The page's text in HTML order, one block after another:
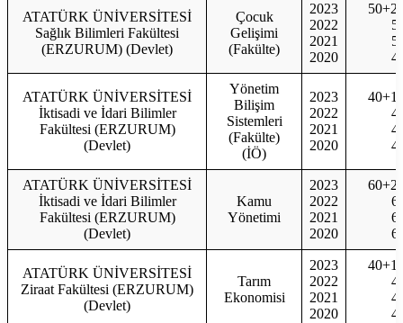
ATATÜRK ÜNİVERSİTESİ
Sağlık Bilimleri Fakültesi
(ERZURUM) (Devlet)
Çocuk
Gelişimi
(Fakülte)
2023
2022
2021
2020
ATATÜRK ÜNİVERSİTESİ
İktisadi ve İdari Bilimler
Fakültesi (ERZURUM)
(Devlet)
Yönetim
Bilişim
Sistemleri
(Fakülte)
(İÖ)
2023
2022
2021
2020
ATATÜRK ÜNİVERSİTESİ
İktisadi ve İdari Bilimler
Fakültesi (ERZURUM)
(Devlet)
Kamu
Yönetimi
2023
2022
2021
2020
ATATÜRK ÜNİVERSİTESİ
Ziraat Fakültesi (ERZURUM)
(Devlet)
Tarım
Ekonomisi
2023
2022
2021
2020